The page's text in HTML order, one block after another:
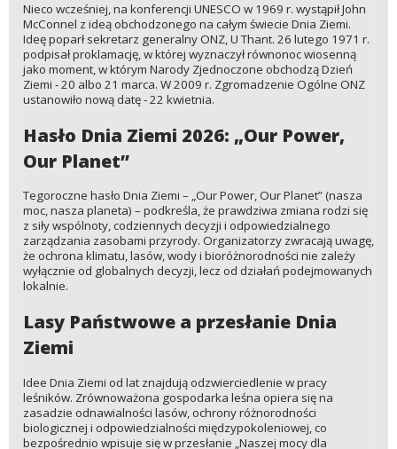
Nieco wcześniej, na konferencji UNESCO w 1969 r. wystąpił John
McConnel z ideą obchodzonego na całym świecie Dnia Ziemi.
Ideę poparł sekretarz generalny ONZ, U Thant. 26 lutego 1971 r.
podpisał proklamację, w której wyznaczył równonoc wiosenną
jako moment, w którym Narody Zjednoczone obchodzą Dzień
Ziemi - 20 albo 21 marca. W 2009 r. Zgromadzenie Ogólne ONZ
ustanowiło nową datę - 22 kwietnia.
Hasło Dnia Ziemi 2026: „Our Power,
Our Planet”
Tegoroczne hasło Dnia Ziemi – „Our Power, Our Planet” (nasza
moc, nasza planeta) – podkreśla, że prawdziwa zmiana rodzi się
z siły wspólnoty, codziennych decyzji i odpowiedzialnego
zarządzania zasobami przyrody. Organizatorzy zwracają uwagę,
że ochrona klimatu, lasów, wody i bioróżnorodności nie zależy
wyłącznie od globalnych decyzji, lecz od działań podejmowanych
lokalnie.
Lasy Państwowe a przesłanie Dnia
Ziemi
Idee Dnia Ziemi od lat znajdują odzwierciedlenie w pracy
leśników. Zrównoważona gospodarka leśna opiera się na
zasadzie odnawialności lasów, ochrony różnorodności
biologicznej i odpowiedzialności międzypokoleniowej, co
bezpośrednio wpisuje się w przesłanie „Naszej mocy dla